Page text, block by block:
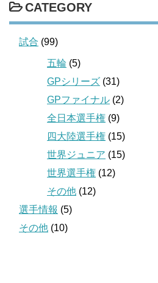
CATEGORY
試合 (99)
五輪 (5)
GPシリーズ (31)
GPファイナル (2)
全日本選手権 (9)
四大陸選手権 (15)
世界ジュニア (15)
世界選手権 (12)
その他 (12)
選手情報 (5)
その他 (10)